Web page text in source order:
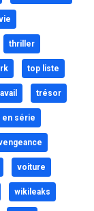
thriller
top liste
trésor
en série
voiture
wikileaks